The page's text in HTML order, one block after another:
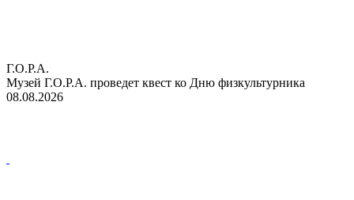
Г.О.Р.А.
Музей Г.О.Р.А. проведет квест ко Дню физкультурника
08.08.2026